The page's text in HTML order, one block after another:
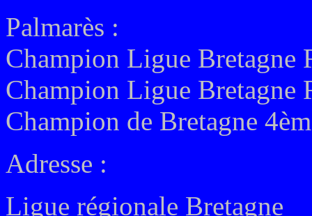
Palmarès :
Champion Ligue Bretagne
Champion Ligue Bretagne
Champion de Bretagne
Adresse :
Ligue régionale Bretagne